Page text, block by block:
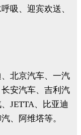
吸、迎宾欢送、
北京汽车、一汽
安汽车、吉利汽
JETTA、比亚迪
、阿维塔等。